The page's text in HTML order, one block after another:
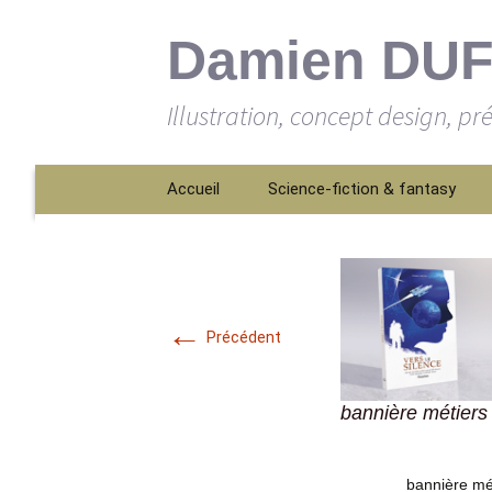
Damien
Illustration, concept design,
contenu
Accueil Science-fiction & fantasy
← Précédent
bannière métiers
bannière